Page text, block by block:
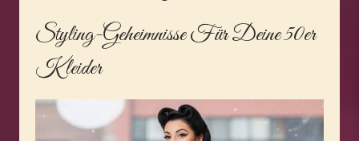
Styling-Geheimnisse Für Deine 50er
Kleider